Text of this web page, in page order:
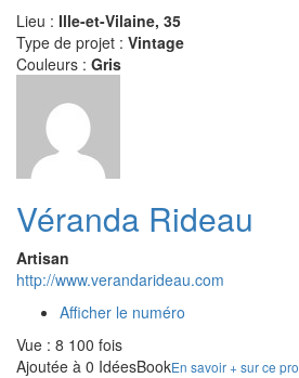
Lieu : Ille-et-Vilaine, 35
Type de projet : Vintage
Couleurs : Gris
Véranda Rideau
Artisan
http://www.verandarideau.com
Afficher le numéro
Vue : 8 100 fois
Ajoutée à 0 IdéesBookEn savoir + sur ce pro